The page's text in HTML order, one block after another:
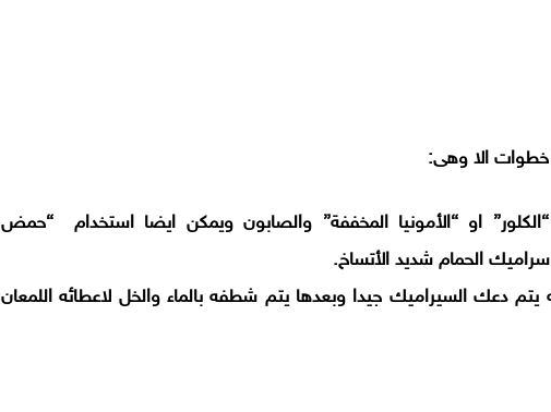
خطوات الا وهى:
او “الأمونيا المخففة” والصابون ويمكن ايضا استخدام “حمض
الحمام شديد الأتساخ.
يتم دعك السيراميك جيدا وبعدها يتم شطفه بالماء والخل لاعطائه اللمعان